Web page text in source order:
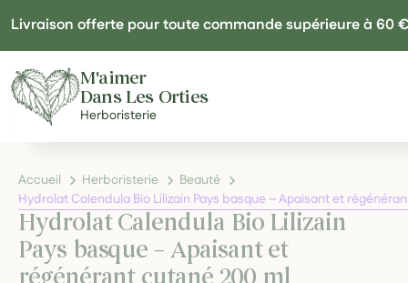
Livraison offerte pour toute commande supérieure à 60 €
M'aimer
Dans Les Orties
Herboristerie
Accueil Herboristerie
Beauté
Hydrolat Calendula Bio Lilizain Pays basque – Apaisant et
Hydrolat Calendula Bio Lilizain
Pays basque – Apaisant et
régénérant cutané 200 ml